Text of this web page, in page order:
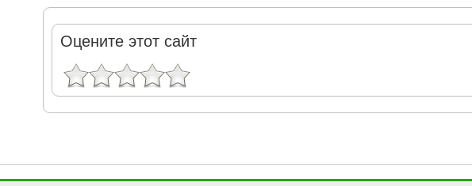
Оцените этот сайт